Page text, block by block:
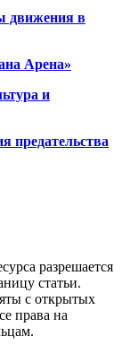
движения в
Арена»
и
предательства
разрешается
статьи.
с открытых
права на